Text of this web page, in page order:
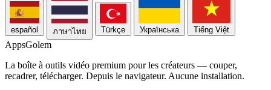
español ภาษาไทย Türkçe Українська Tiếng Việt
AppsGolem
La boîte à outils vidéo premium pour les créateurs — couper,
recadrer, télécharger. Depuis le navigateur. Aucune installation.